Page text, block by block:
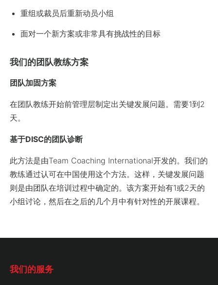
重组或裁员后重新动员小组
面对一个新方案或非常具有挑战性的目标
我们的团队教练方案
团队加固方案
在团队教练开始前管理层制定出关键发展问题。需要1到2
天。
基于DISC的团队诊断
此方法是由Team Coaching International开发的。我们的
教练通过认可在中国使用这个方法。这样，关键发展问题
则是由团队在培训过程中确定的。该方案开始有1或2天的
小组讨论，然后在之后的几个月中有针对性的开展课程。
我们的服务